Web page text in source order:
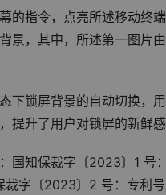
的指令，点亮所述移动终
景，其中，所述第一图片
下锁屏背景的自动切换，
提升了用户对锁屏的新鲜感
国知保裁字〔2023〕1 号
裁字〔2023〕2 号：专利号